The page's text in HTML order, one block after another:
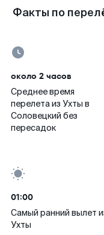
Факты по
около 2 часов
Среднее время
перелета из Ухты в
Соловецкий без
пересадок
01:00
Самый ранний вылет
Ухты